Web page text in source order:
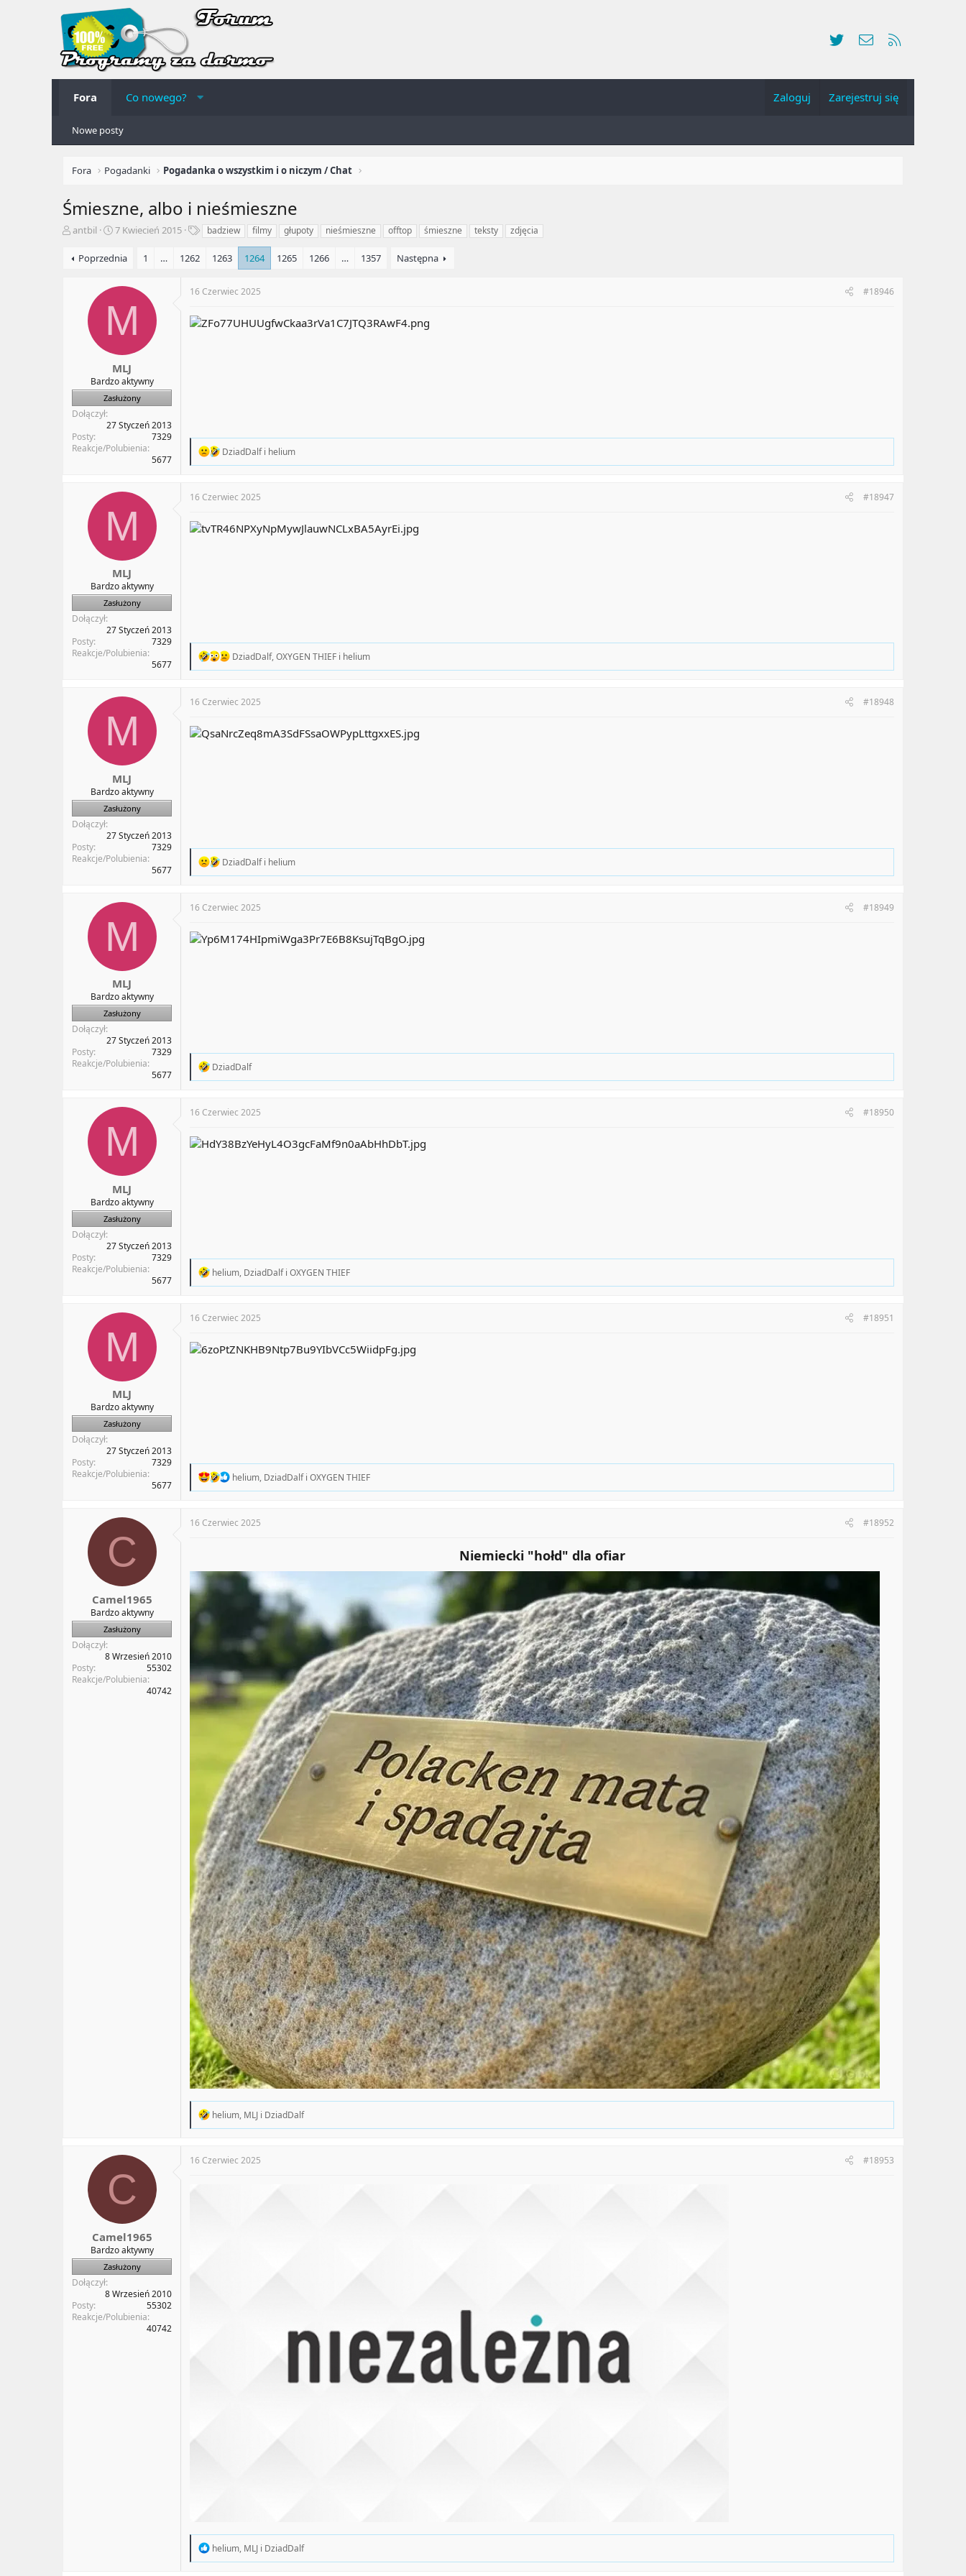
Twitter Kontakt
Fora Co nowego? Zaloguj Zarejestruj się
Nowe posty
Fora Pogadanki Pogadanka o wszystkim i o niczym / Chat
Śmieszne, albo i nieśmieszne
A
t
antbil
R
z
z
ę
7 Kwiecień 2015
Tbadziew filmy głupoty nieśmieszne offtop śmieszne teksty zdjęcia
Poprzednia 1 … 1262 1263 1264 1265 1266 … 1357 Następna
M
MLJ
Bardzo aktywny
Zasłużony
Dołączył
27 Styczeń 2013
Posty
7329
Reakcje/Polubienia
5677
16 Czerwiec 2025 #18946
R
t
n
DziadDalfi helium
M
MLJ
Bardzo aktywny
Zasłużony
Dołączył
27 Styczeń 2013
Posty
7329
Reakcje/Polubienia
5677
16 Czerwiec 2025 #18947
R
t
n
DziadDalf,OXYGEN THIEF i helium
M
MLJ
Bardzo aktywny
Zasłużony
Dołączył
27 Styczeń 2013
Posty
7329
Reakcje/Polubienia
5677
16 Czerwiec 2025 #18948
R
t
n
DziadDalfi helium
M
MLJ
Bardzo aktywny
Zasłużony
Dołączył
27 Styczeń 2013
Posty
7329
Reakcje/Polubienia
5677
16 Czerwiec 2025 #18949
R
t
n
DziadDalf
M
MLJ
Bardzo aktywny
Zasłużony
Dołączył
27 Styczeń 2013
Posty
7329
Reakcje/Polubienia
5677
16 Czerwiec 2025 #18950
R
t
n
helium, DziadDalfi OXYGEN THIEF
M
MLJ
Bardzo aktywny
Zasłużony
Dołączył
27 Styczeń 2013
Posty
7329
Reakcje/Polubienia
5677
16 Czerwiec 2025 #18951
R
t
helium, DziadDalfi OXYGEN THIEF
C
Camel1965
Bardzo aktywny
Zasłużony
Dołączył
8 Wrzesień 2010
Posty
55302
Reakcje/Polubienia
40742
16 Czerwiec 2025 #18952
Niemiecki "hołd" dla ofiar​
R
t
helium, MLJ i DziadDalf
C
Camel1965
Bardzo aktywny
Zasłużony
Dołączył
8 Wrzesień 2010
Posty
55302
Reakcje/Polubienia
40742
16 Czerwiec 2025 #18953
R
helium, MLJ i DziadDalf